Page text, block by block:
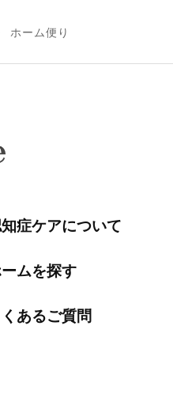
ホーム便り
症ケアについて
ムを探す
あるご質問